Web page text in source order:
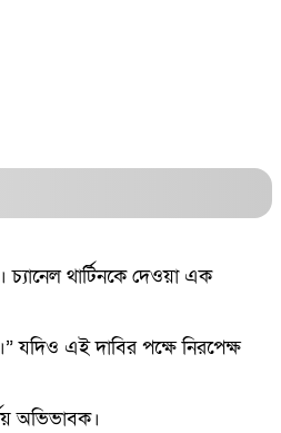
চ্যানেল থার্টিনকে দেওয়া এক
যদিও এই দাবির পক্ষে নিরপেক্ষ
অভিভাবক।